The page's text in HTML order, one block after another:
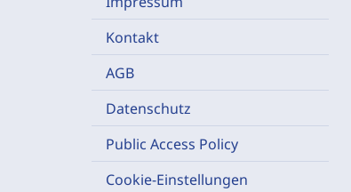
Kontakt
AGB
Datenschutz
Public Access Policy
Cookie-Einstellungen